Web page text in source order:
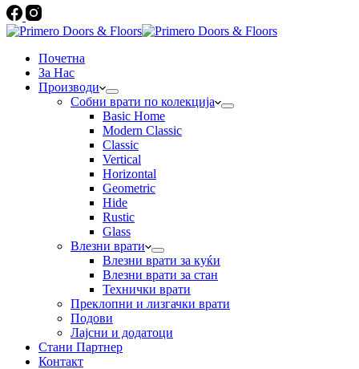
Почетна
За Нас
Производи
Собни врати по колекција
Basic Home
Modern Classic
Classic
Vertical
Horizontal
Geometric
Hide
Rustic
Glass
Влезни врати
Влезни врати за куќи
Влезни врати за стан
Технички врати
Преклопни и лизгачки врати
Подови
Лајсни и додатоци
Стани Партнер
Контакт